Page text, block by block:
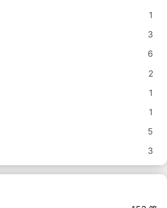
1
3
6
2
1
1
5
3